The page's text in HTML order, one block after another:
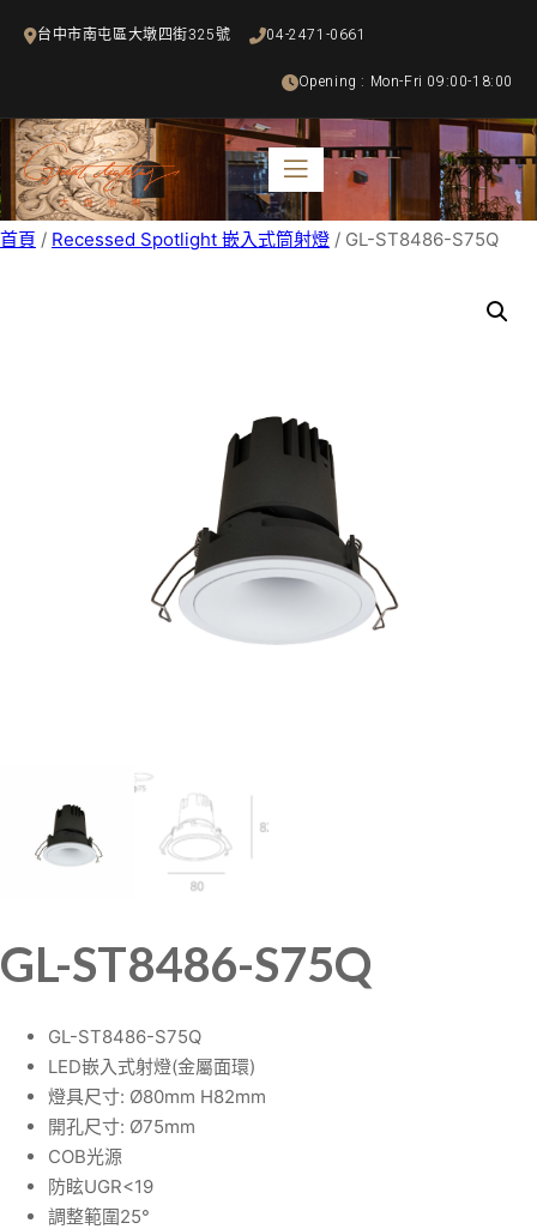
內
容
台中市南屯區大墩四街325號 04-2471-0661
Opening : Mon-Fri 09:00-18:00
首頁 / Recessed Spotlight 嵌入式筒射燈 / GL-ST8486-S75Q
GL-ST8486-S75Q
GL-ST8486-S75Q
LED嵌入式射燈(金屬面環)
燈具尺寸: Ø80mm H82mm
開孔尺寸: Ø75mm
COB光源
防眩UGR<19
調整範圍25°